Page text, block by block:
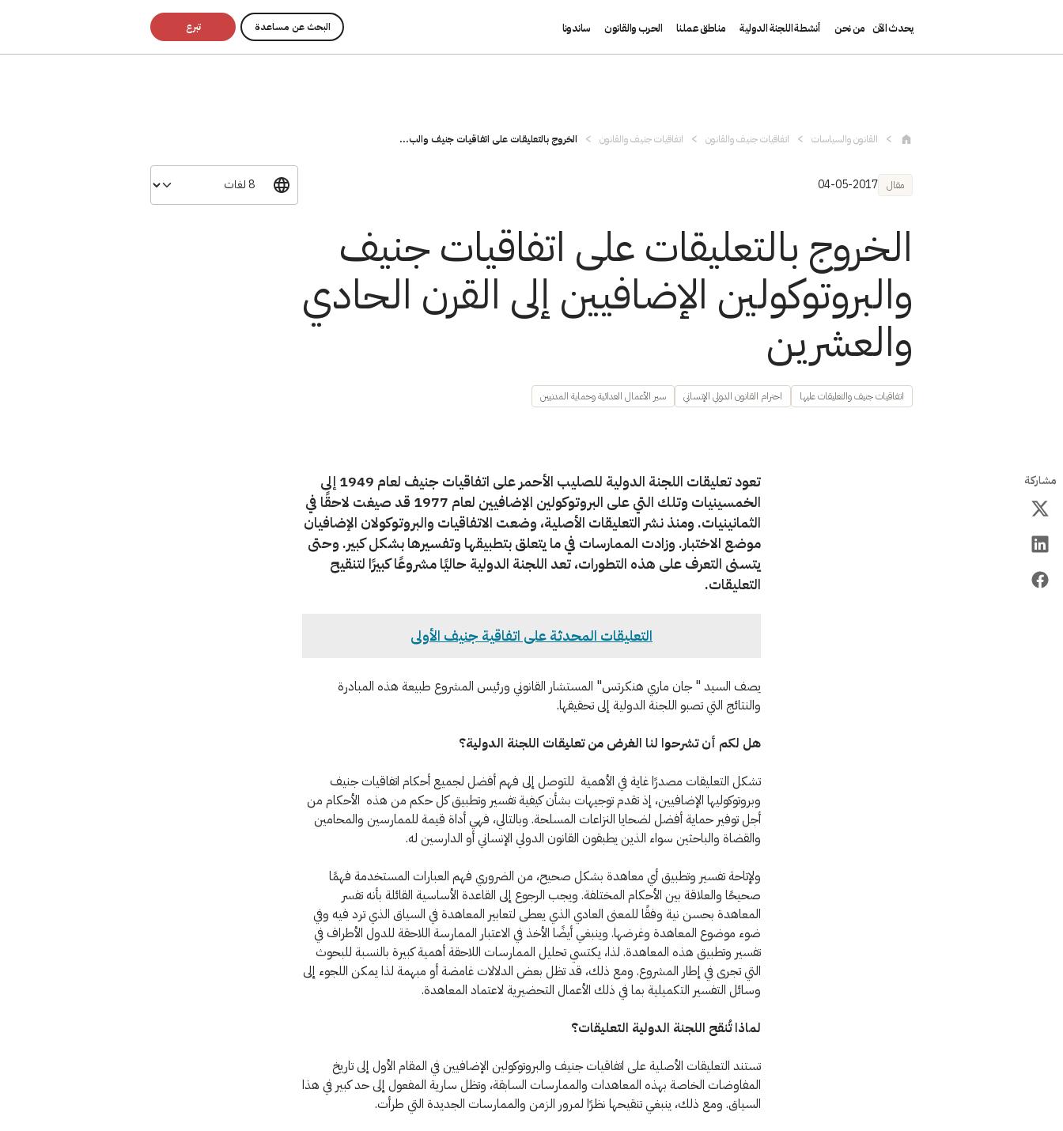
يحدث الآن من نحن أنشطة اللجنة الدولية مناطق عملنا الحرب والقانون ساندونا البحث عن مساعدة تبرع
القانون والسياسات اتفاقيات جنيف والقانون اتفاقيات جنيف والقانون الخروج بالتعليقات على اتفاقيات جنيف والب...
مقال 04-05-2017
الخروج بالتعليقات على اتفاقيات جنيف
والبروتوكولين الإضافيين إلى القرن الحادي
والعشرين
اتفاقيات جنيف والتعليقات عليها احترام القانون الدولي الإنساني سير الأعمال العدائية وحماية المدنيين
مشاركة
تعود تعليقات اللجنة الدولية للصليب الأحمر على اتفاقيات جنيف لعام 1949 إلى
الخمسينيات وتلك التي على البروتوكولين الإضافيين لعام 1977 قد صيغت لاحقًا في
الثمانينيات. ومنذ نشر التعليقات الأصلية، وضعت الاتفاقيات والبروتوكولان الإضافيان
موضع الاختبار. وزادت الممارسات في ما يتعلق بتطبيقها وتفسيرها بشكل كبير. وحتى
يتسنى التعرف على هذه التطورات، تعد اللجنة الدولية حاليًا مشروعًا كبيرًا لتنقيح
التعليقات.
التعليقات المحدثة على اتفاقية جنيف الأولى
يصف السيد " جان ماري هنكرتس" المستشار القانوني ورئيس المشروع طبيعة هذه المبادرة
والنتائج التي تصبو اللجنة الدولية إلى تحقيقها.
هل لكم أن تشرحوا لنا الغرض من تعليقات اللجنة الدولية؟
تشكل التعليقات مصدرًا غاية في الأهمية للتوصل إلى فهم أفضل لجميع أحكام اتفاقيات جنيف
وبروتوكوليها الإضافيين، إذ تقدم توجيهات بشأن كيفية تفسير وتطبيق كل حكم من هذه الأحكام من
أجل توفير حماية أفضل لضحايا النزاعات المسلحة. وبالتالي، فهي أداة قيمة للممارسين والمحامين
والقضاة والباحثين سواء الذين يطبقون القانون الدولي الإنساني أو الدارسين له.
ولإتاحة تفسير وتطبيق أي معاهدة بشكل صحيح، من الضروري فهم العبارات المستخدمة فهمًا
صحيحًا والعلاقة بين الأحكام المختلفة. ويجب الرجوع إلى القاعدة الأساسية القائلة بأنه تفسر
المعاهدة بحسن نية وفقًا للمعنى العادي الذي يعطى لتعابير المعاهدة في السياق الذي ترد فيه وفي
ضوء موضوع المعاهدة وغرضها. وينبغي أيضًا الأخذ في الاعتبار الممارسة اللاحقة للدول الأطراف في
تفسير وتطبيق هذه المعاهدة. لذا، يكتسي تحليل الممارسات اللاحقة أهمية كبيرة بالنسبة للبحوث
التي تجرى في إطار المشروع. ومع ذلك، قد تظل بعض الدلالات غامضة أو مبهمة لذا يمكن اللجوء إلى
وسائل التفسير التكميلية بما في ذلك الأعمال التحضيرية لاعتماد المعاهدة.
لماذا تُنقح اللجنة الدولية التعليقات؟
تستند التعليقات الأصلية على اتفاقيات جنيف والبروتوكولين الإضافيين في المقام الأول إلى تاريخ
المفاوضات الخاصة بهذه المعاهدات والممارسات السابقة، وتظل سارية المفعول إلى حد كبير في هذا
السياق. ومع ذلك، ينبغي تنقيحها نظرًا لمرور الزمن والممارسات الجديدة التي طرأت.